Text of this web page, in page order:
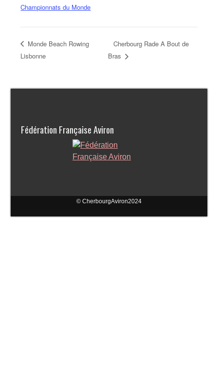
Championnats du Monde
Monde Beach Rowing
Lisbonne
Cherbourg Rade A Bout de
Bras
Fédération Française Aviron
© CherbourgAviron2024